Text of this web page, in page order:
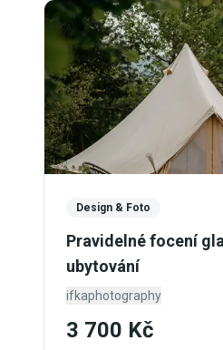
Design & Foto
Pravidelné focení
ubytování
ifkaphotography
3 700 Kč